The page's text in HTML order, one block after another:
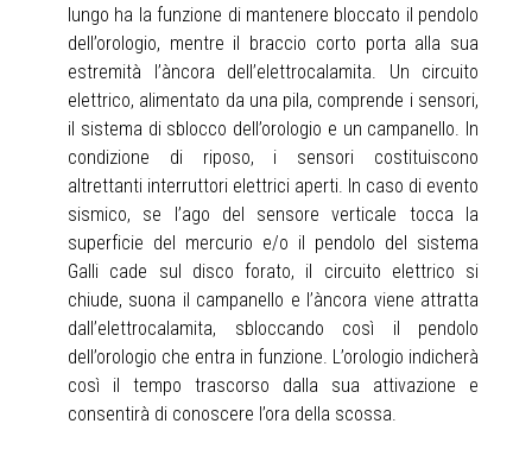
lungo ha la funzione di mantenere bloccato il pendolo
dell’orologio, mentre il braccio corto porta alla sua
estremità l’àncora dell’elettrocalamita. Un circuito
elettrico, alimentato da una pila, comprende i sensori,
il sistema di sblocco dell’orologio e un campanello. In
condizione di riposo, i sensori costituiscono
altrettanti interruttori elettrici aperti. In caso di evento
sismico, se l’ago del sensore verticale tocca la
superficie del mercurio e/o il pendolo del sistema
Galli cade sul disco forato, il circuito elettrico si
chiude, suona il campanello e l’àncora viene attratta
dall’elettrocalamita, sbloccando così il pendolo
dell’orologio che entra in funzione. L’orologio indicherà
così il tempo trascorso dalla sua attivazione e
consentirà di conoscere l’ora della scossa.